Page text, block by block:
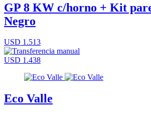
GP 8 KW c/horno + Kit
Negro
USD 1.513
USD 1.438
Eco Valle